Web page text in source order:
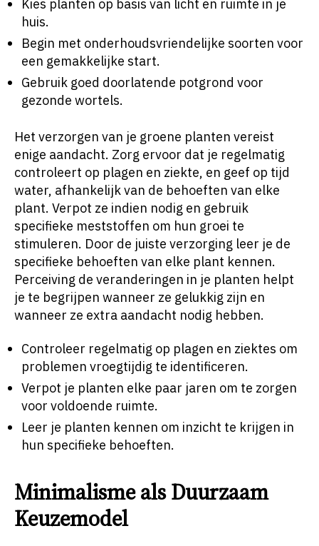
Kies planten op basis van licht en ruimte in je
huis.
Begin met onderhoudsvriendelijke soorten voor
een gemakkelijke start.
Gebruik goed doorlatende potgrond voor
gezonde wortels.
Het verzorgen van je groene planten vereist
enige aandacht. Zorg ervoor dat je regelmatig
controleert op plagen en ziekte, en geef op tijd
water, afhankelijk van de behoeften van elke
plant. Verpot ze indien nodig en gebruik
specifieke meststoffen om hun groei te
stimuleren. Door de juiste verzorging leer je de
specifieke behoeften van elke plant kennen.
Perceiving de veranderingen in je planten helpt
je te begrijpen wanneer ze gelukkig zijn en
wanneer ze extra aandacht nodig hebben.
Controleer regelmatig op plagen en ziektes om
problemen vroegtijdig te identificeren.
Verpot je planten elke paar jaren om te zorgen
voor voldoende ruimte.
Leer je planten kennen om inzicht te krijgen in
hun specifieke behoeften.
Minimalisme als Duurzaam
Keuzemodel